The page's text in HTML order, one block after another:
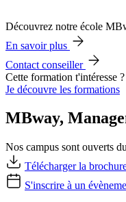
Découvrez notre école
En savoir plus
Contact conseiller
Cette formation t'intéresse ?
Je découvre les formations
MBway,
Nos campus sont ouverts
Télécharger la
S'inscrire à un